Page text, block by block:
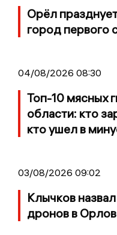
Орёл
город первого
04/08/2026 08:30
Топ-10 мясных
области: кто
кто ушел в
03/08/2026 09:02
Клычков
дронов в